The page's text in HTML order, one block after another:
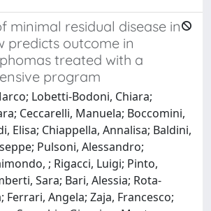
minimal residual disease in
predicts outcome in
treated with a
program
Lobetti-Bodoni, Chiara;
Ceccarelli, Manuela; Boccomini,
Elisa; Chiappella, Annalisa; Baldini,
Pulsoni, Alessandro;
; Rigacci, Luigi; Pinto,
Sara; Bari, Alessia; Rota-
Ferrari, Angela; Zaja, Francesco;